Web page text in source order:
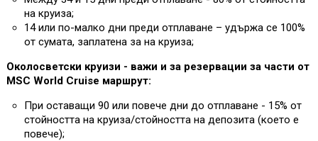
на круиза;
14 или по-малко дни преди отплаване – удържа се 100%
от сумата, заплатена за на круиза;
Околосветски круизи - важи и за резервации за части от
MSC World Cruise маршрут:
При оставащи 90 или повече дни до отплаване - 15% от
стойността на круиза/стойността на депозита (което е
повече);